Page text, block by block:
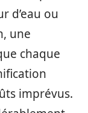
d’eau ou
une
chaque
imprévus.